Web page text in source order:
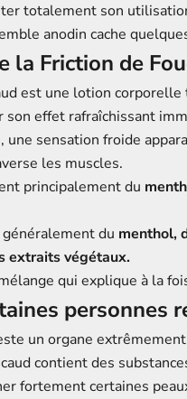
totalement son
anodin cache
la Friction de
est une lotion
son effet rafraîchissant
une sensation froide
les muscles.
principalement du
du menthol,
extraits végétaux.
qui explique à la
personnes
un organe
contient des
fortement certaines